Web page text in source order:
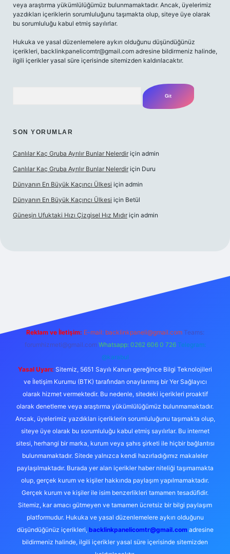
veya araştırma yükümlülüğümüz bulunmamaktadır. Ancak, üyelerimiz
yazdıkları içeriklerin sorumluluğunu taşımakta olup, siteye üye olarak
bu sorumluluğu kabul etmiş sayılırlar.
Hukuka ve yasal düzenlemelere aykırı olduğunu düşündüğünüz
içerikleri, backlinkpanelicomtr@gmail.com adresine bildirmeniz halinde,
ilgili içerikler yasal süre içerisinde sitemizden kaldırılacaktır.
SON YORUMLAR
Canlılar Kaç Gruba Ayrılır Bunlar Nelerdir için admin
Canlılar Kaç Gruba Ayrılır Bunlar Nelerdir için Duru
Dünyanın En Büyük Kaçıncı Ülkesi için admin
Dünyanın En Büyük Kaçıncı Ülkesi için Betül
Güneşin Ufuktaki Hızı Çizgisel Hız Mıdır için admin
Reklam ve İletişim: E-mail: backlinkpaneli@gmail.com Teams:
forumhizmeti@gmail.com Whatsapp: 0262 606 0 726 Telegram:
@karabul
Yasal Uyarı: Sitemiz, 5651 Sayılı Kanun gereğince Bilgi Teknolojileri
ve İletişim Kurumu (BTK) tarafından onaylanmış bir Yer Sağlayıcı
olarak hizmet vermektedir. Bu nedenle, sitedeki içerikleri proaktif
olarak denetleme veya araştırma yükümlülüğümüz bulunmamaktadır.
Ancak, üyelerimiz yazdıkları içeriklerin sorumluluğunu taşımakta olup,
siteye üye olarak bu sorumluluğu kabul etmiş sayılırlar. Bu internet
sitesi, herhangi bir marka, kurum veya şahıs şirketi ile hiçbir bağlantısı
bulunmamaktadır. Sitede yalnızca kendi hazırladığımız makaleler
paylaşılmaktadır. Burada yer alan içerikler haber niteliği taşımamakta
olup, gerçek kurum ve kişiler hakkında paylaşım yapılmamaktadır.
Gerçek kurum ve kişiler ile isim benzerlikleri tamamen tesadüfidir.
Sitemiz, kar amacı gütmeyen ve tamamen ücretsiz bir bilgi paylaşım
platformudur. Hukuka ve yasal düzenlemelere aykırı olduğunu
düşündüğünüz içerikleri, backlinkpanelicomtr@gmail.comadresine
bildirmeniz halinde, ilgili içerikler yasal süre içerisinde sitemizden